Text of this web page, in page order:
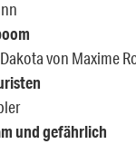
von Maxime
und gefährlich